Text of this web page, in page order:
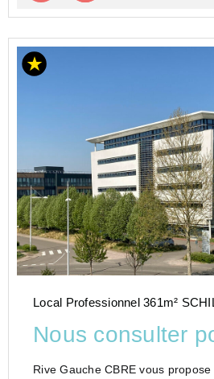
Local Professionnel 361m²
Nous consulter
Rive Gauche CBRE vous